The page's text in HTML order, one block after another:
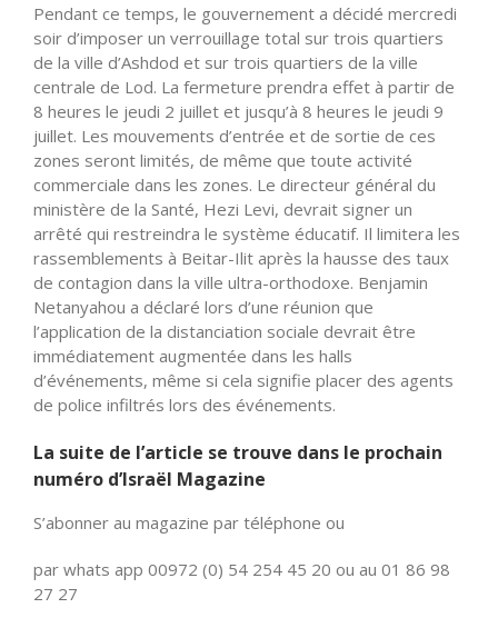
Pendant ce temps, le gouvernement a décidé mercredi
soir d’imposer un verrouillage total sur trois quartiers
de la ville d’Ashdod et sur trois quartiers de la ville
centrale de Lod. La fermeture prendra effet à partir de
8 heures le jeudi 2 juillet et jusqu’à 8 heures le jeudi 9
juillet. Les mouvements d’entrée et de sortie de ces
zones seront limités, de même que toute activité
commerciale dans les zones. Le directeur général du
ministère de la Santé, Hezi Levi, devrait signer un
arrêté qui restreindra le système éducatif. Il limitera les
rassemblements à Beitar-Ilit après la hausse des taux
de contagion dans la ville ultra-orthodoxe. Benjamin
Netanyahou a déclaré lors d’une réunion que
l’application de la distanciation sociale devrait être
immédiatement augmentée dans les halls
d’événements, même si cela signifie placer des agents
de police infiltrés lors des événements.
La suite de l’article se trouve dans le prochain
numéro d’Israël Magazine
S’abonner au magazine par téléphone ou
par whats app 00972 (0) 54 254 45 20 ou au 01 86 98
27 27